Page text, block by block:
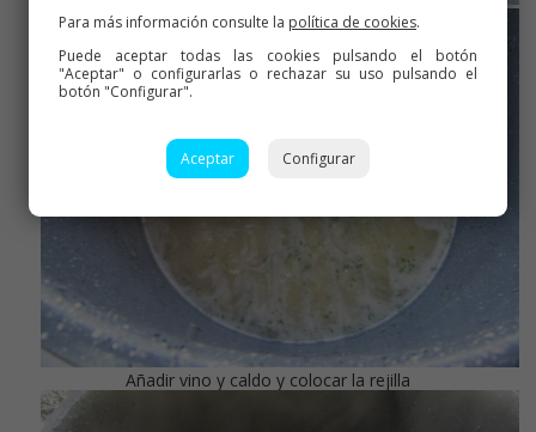
Añadir vino y caldo y colocar la rejilla
Para más información consulte la política de cookies.
Puede aceptar todas las cookies pulsando el botón
"Aceptar" o configurarlas o rechazar su uso pulsando el
botón "Configurar".
Aceptar Configurar